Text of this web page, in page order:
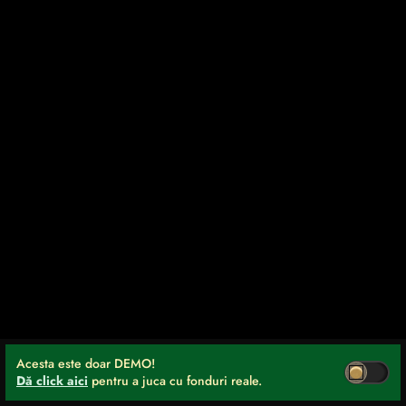
Acesta este doar DEMO!
Dă click aici pentru a juca cu fonduri reale.